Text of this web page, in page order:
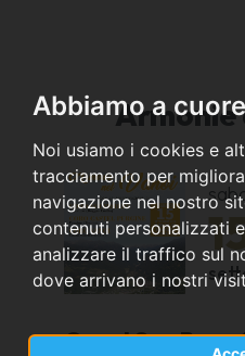
Abbiamo a
Noi usiamo i cookies e
tracciamento per
navigazione nel nostro
contenuti personalizzati
analizzare il traffico sul
dove arrivano i nostri
Armonie
Canal San Bovo